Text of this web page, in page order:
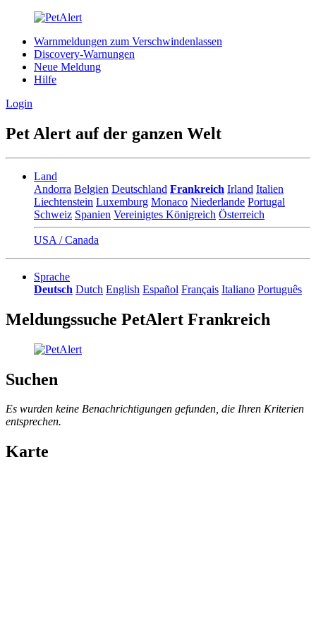
Warnmeldungen zum Verschwindenlassen
Discovery-Warnungen
Neue Meldung
Hilfe
Login
Pet Alert auf der ganzen Welt
Land
Andorra Belgien Deutschland Frankreich Irland Italien
Liechtenstein Luxemburg Monaco Niederlande Portugal
Schweiz Spanien Vereinigtes Königreich Österreich
USA / Canada
Sprache
Deutsch Dutch English Español Français Italiano Português
Meldungssuche PetAlert Frankreich
Suchen
Es wurden keine Benachrichtigungen gefunden, die Ihren Kriterien
entsprechen.
Karte